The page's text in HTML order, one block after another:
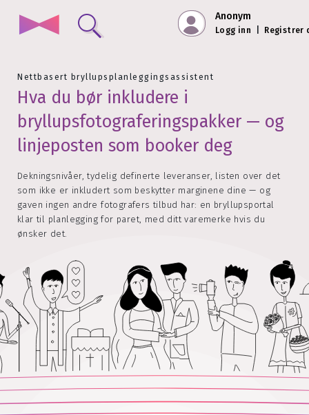
Anonym
Logg inn Registrer
Nettbasert bryllupsplanleggingsassistent
Hva du bør inkludere i
bryllupsfotograferingspakker — og
linjeposten som booker deg
Dekningsnivåer, tydelig definerte leveranser, listen over det
som ikke er inkludert som beskytter marginene dine — og
gaven ingen andre fotografers tilbud har: en bryllupsportal
klar til planlegging for paret, med ditt varemerke hvis du
ønsker det.